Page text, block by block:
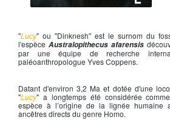
"Lucy" ou "Dinknesh" est le surnom du
l'espèceAustralopithecus afarensis
par une équipe de recherche
paléoanthropologue Yves Coppens.
Datant d'environ 3,2 Ma et dotée d'une
"Lucy" a longtemps été considérée
espèce à l’origine de la lignée humaine
ancêtres directs du genre Homo.